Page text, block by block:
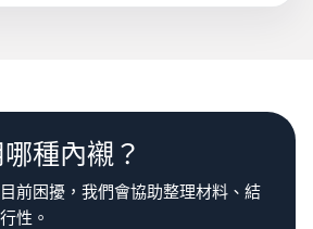
種內襯？
前困擾，我們會協助整理材料、結
性。